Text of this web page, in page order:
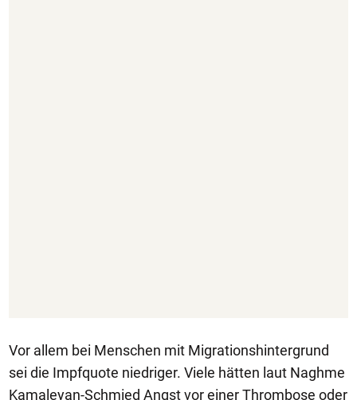
Vor allem bei Menschen mit Migrationshintergrund
sei die Impfquote niedriger. Viele hätten laut Naghme
Kamaleyan-Schmied Angst vor einer Thrombose oder